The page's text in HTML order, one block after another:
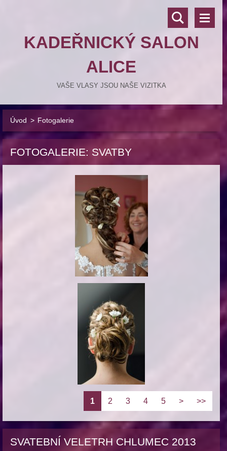
KADEŘNICKÝ SALON
ALICE
VAŠE VLASY JSOU NAŠE VIZITKA
Úvod > Fotogalerie
FOTOGALERIE: SVATBY
1 2 3 4 5 > >>
SVATEBNÍ VELETRH CHLUMEC 2013